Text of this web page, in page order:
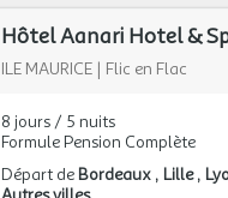
Hôtel Aanari Hotel &
ILE MAURICE | Flic en Flac
8 jours / 5 nuits
Formule Pension Complète
Départ de Bordeaux Lille